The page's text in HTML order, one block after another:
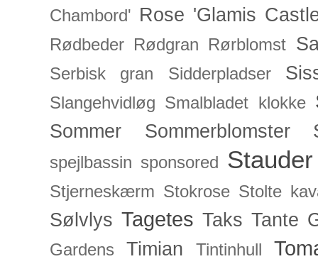
Chambord' Rose 'Glamis
Rødbeder Rødgran Rørblomst
Serbisk gran Sidderpladser
Slangehvidløg Smalbladet klokke
Sommer Sommerblomster
spejlbassin sponsored Stauder
Stjerneskærm Stokrose Stolte
Sølvlys Tagetes Taks Tante
Gardens Timian Tintinhull